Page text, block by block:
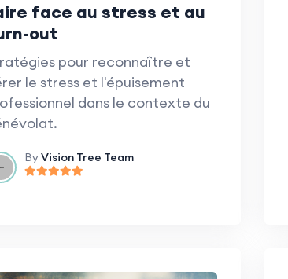
face au stress et au
out
pour reconnaître et
le stress et l'épuisement
dans le contexte du
ByVision Tree Team